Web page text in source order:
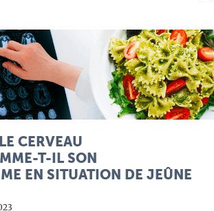
CERVEAU
T-IL SON
EN SITUATION DE JEÛNE